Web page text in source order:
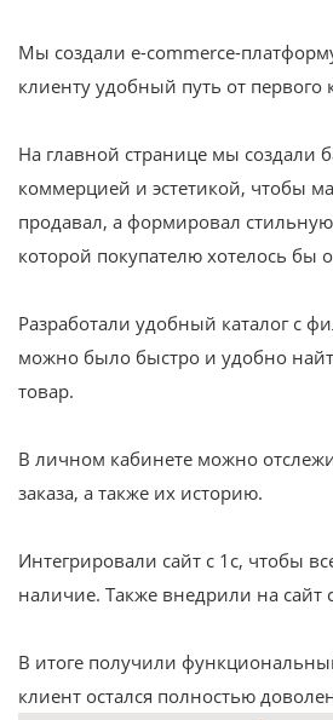
Мы создали e-commerce-
клиенту удобный путь от первого
На главной странице мы создали
коммерцией и эстетикой, чтобы
продавал, а формировал
которой покупателю хотелось бы
Разработали удобный каталог с
можно было быстро и удобно
товар.
В личном кабинете можно
заказа, а также их историю.
Интегрировали сайт с 1с, чтобы
наличие. Также внедрили на сайт
В итоге получили
клиент остался полностью